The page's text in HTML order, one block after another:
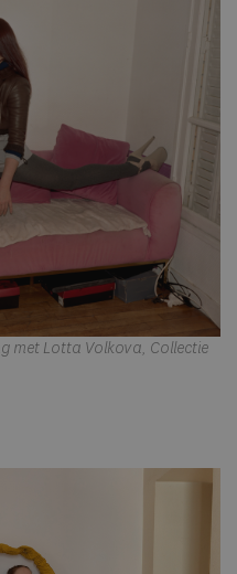
met Lotta Volkova, Collectie